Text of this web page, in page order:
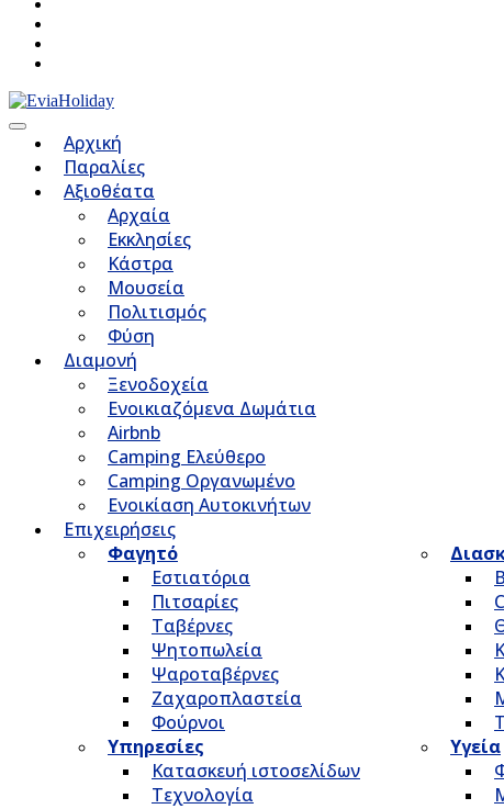
Αρχική
Παραλίες
Αξιοθέατα
Αρχαία
Εκκλησίες
Κάστρα
Μουσεία
Πολιτισμός
Φύση
Διαμονή
Ξενοδοχεία
Ενοικιαζόμενα Δωμάτια
Airbnb
Camping Ελεύθερο
Camping Οργανωμένο
Ενοικίαση Αυτοκινήτων
Επιχειρήσεις
Φαγητό
Εστιατόρια
Πιτσαρίες
Ταβέρνες
Ψητοπωλεία
Ψαροταβέρνες
Ζαχαροπλαστεία
Φούρνοι
Υπηρεσίες
Κατασκευή ιστοσελίδων
Τεχνολογία
Υγεία